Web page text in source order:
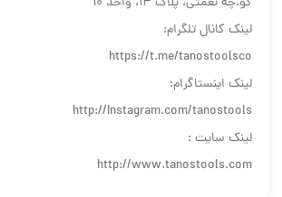
لینک کانال تلگرام:
https://t.me/tanostoolsco
لینک اینستاگرام:
http://Instagram.com/tanostools
لینک سایت :
http://www.tanostools.com